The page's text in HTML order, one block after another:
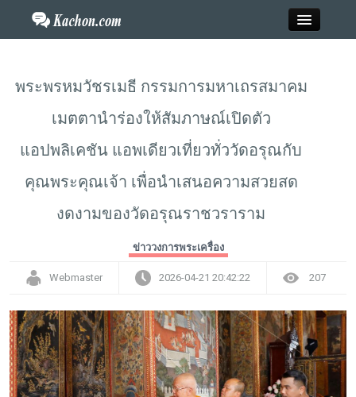
Home
ข่าว
ไลฟ์สไตล์
สังคมออนไลน์
พระดอทกะฉ่อน
พระพรหมวัชรเมธี กรรมการมหาเถรสมาคม
เมตตานําร่องให้สัมภาษณ์เปิดตัว
แอปพลิเคชัน แอพเดียวเที่ยวทั่ววัดอรุณกับ
คุณพระคุณเจ้า เพื่อนำเสนอความสวยสด
งดงามของวัดอรุณราชวราราม
ข่าววงการพระเครื่อง
Webmaster 2026-04-21 20:42:22 207